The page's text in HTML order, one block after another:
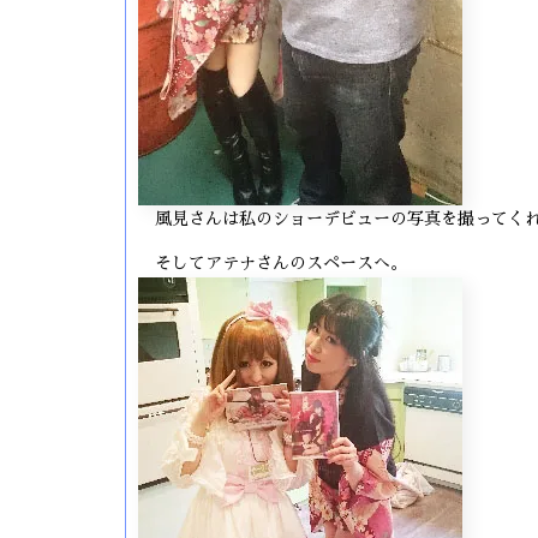
風見さんは私のショーデビューの写真を撮ってくれ
そしてアテナさんのスペースへ。